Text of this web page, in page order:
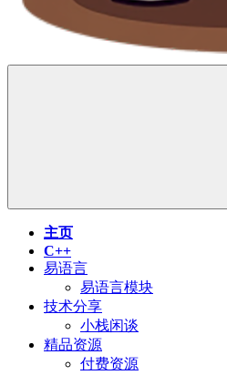
主页
C++
易语言
易语言模块
技术分享
小栈闲谈
精品资源
付费资源